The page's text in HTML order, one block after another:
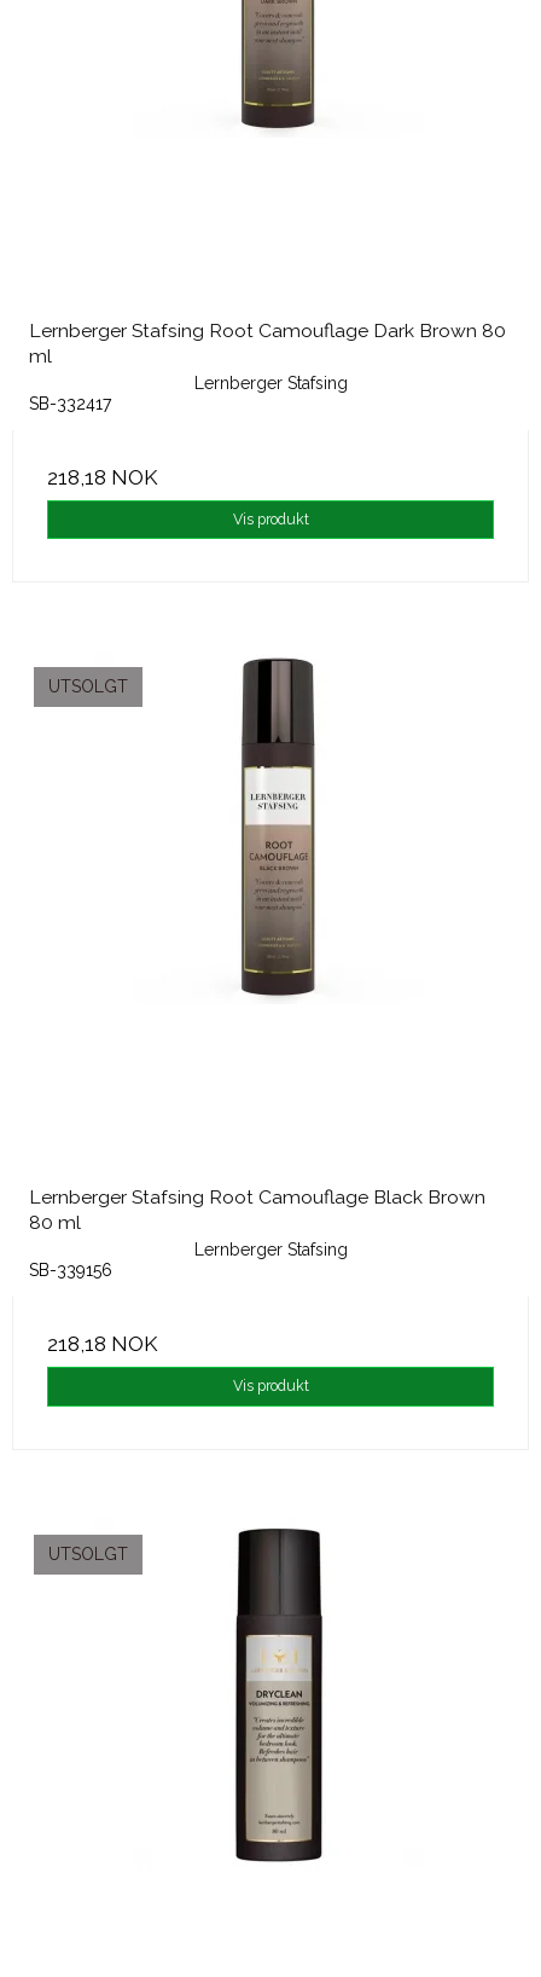
Lernberger Stafsing Root Camouflage Dark Brown 80
ml
Lernberger Stafsing
SB-332417
218,18 NOK
Vis produkt
UTSOLGT
Lernberger Stafsing Root Camouflage Black Brown
80 ml
Lernberger Stafsing
SB-339156
218,18 NOK
Vis produkt
UTSOLGT